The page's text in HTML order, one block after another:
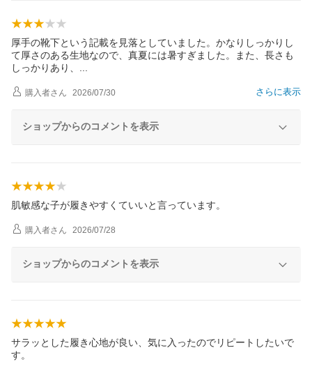
厚手の靴下という記載を見落としていました。かなりしっかりし
て厚さのある生地なので、真夏には暑すぎました。また、長さも
しっかりあり
さらに表示
購入者さん 2026/07/30
ショップからのコメントを表示
肌敏感な子が履きやすくていいと言っています。
購入者さん 2026/07/28
ショップからのコメントを表示
サラッとした履き心地が良い、気に入ったのでリピートしたいで
す。